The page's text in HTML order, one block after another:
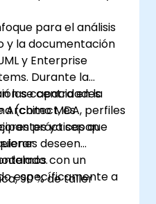
para el análisis
y la documentación
y Enterprise
Durante la
las capacidades
(como MDA, perfiles
prácticas que
se centra en la
Architect, es
ya sepan
deseen
con un
específicamente a
90 % de taller